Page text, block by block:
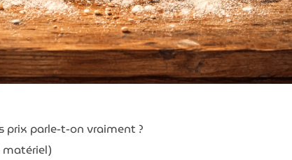
prix parle-t-on vraiment ?
matériel)